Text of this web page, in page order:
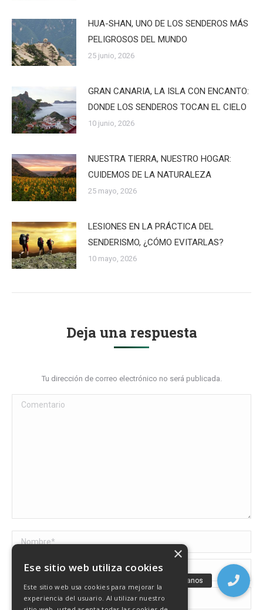
HUA-SHAN, UNO DE LOS SENDEROS MÁS
PELIGROSOS DEL MUNDO
25 junio, 2026
GRAN CANARIA, LA ISLA CON ENCANTO:
DONDE LOS SENDEROS TOCAN EL CIELO
10 junio, 2026
NUESTRA TIERRA, NUESTRO HOGAR:
CUIDEMOS DE LA NATURALEZA
25 mayo, 2026
LESIONES EN LA PRÁCTICA DEL
SENDERISMO, ¿CÓMO EVITARLAS?
10 mayo, 2026
Deja una respuesta
Tu dirección de correo electrónico no será publicada.
Comentario
Nombre *
Correo electrónico *
Sitio web
Ese sitio web utiliza cookies
Este sitio web usa cookies para mejorar la
experiencia del usuario. Al utilizar nuestro
×